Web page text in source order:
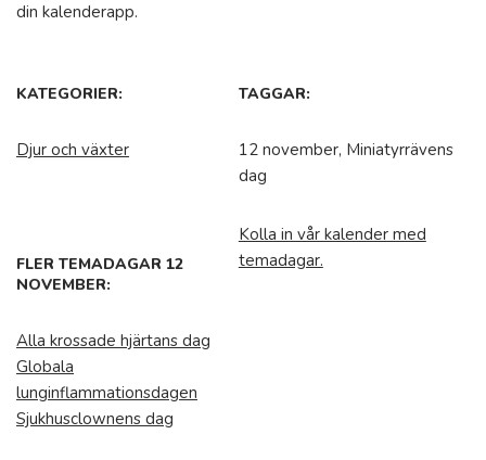
din kalenderapp.
KATEGORIER:
Djur och växter
TAGGAR:
12 november, Miniatyrrävens
dag
FLER TEMADAGAR 12
NOVEMBER:
Alla krossade hjärtans dag
Globala
lunginflammationsdagen
Sjukhusclownens dag
Kolla in vår kalender med
temadagar.